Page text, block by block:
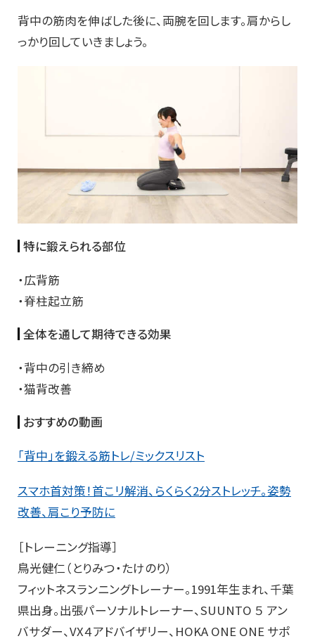
背中の筋肉を伸ばした後に、両腕を回します。肩からし
っかり回していきましょう。
特に鍛えられる部位
・広背筋
・脊柱起立筋
全体を通して期待できる効果
・背中の引き締め
・猫背改善
おすすめの動画
「背中」を鍛える筋トレ/ミックスリスト
スマホ首対策！首こリ解消、らくらく2分ストレッチ。姿勢
改善、肩こり予防に
［トレーニング指導］
鳥光健仁（とりみつ・たけのり）
フィットネスランニングトレーナー。1991年生まれ、千葉
県出身。出張パーソナルトレーナー、SUUNTO ５ アン
バサダー、VX４アドバイザリー、HOKA ONE ONE サポ